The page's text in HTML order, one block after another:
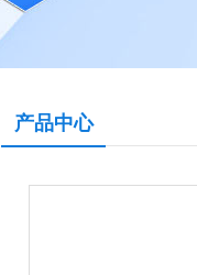
产品中心